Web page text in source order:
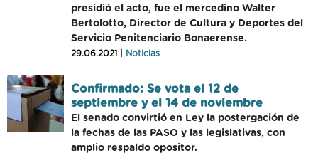
presidió el acto, fue el mercedino Walter
Bertolotto, Director de Cultura y Deportes del
Servicio Penitenciario Bonaerense.
29.06.2021 | Noticias
Confirmado: Se vota el 12 de
septiembre y el 14 de noviembre
El senado convirtió en Ley la postergación de
la fechas de las PASO y las legislativas, con
amplio respaldo opositor.